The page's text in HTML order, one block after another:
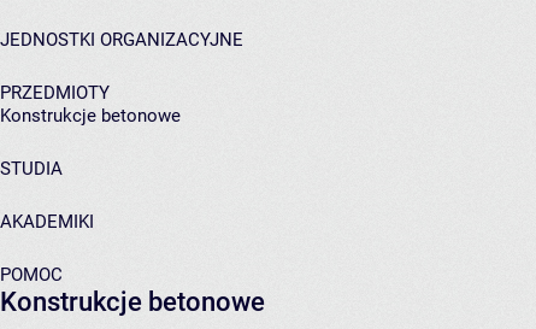
JEDNOSTKI ORGANIZACYJNE
PRZEDMIOTY
Konstrukcje betonowe
STUDIA
AKADEMIKI
POMOC
Konstrukcje betonowe